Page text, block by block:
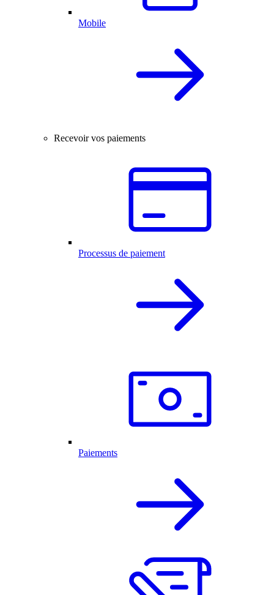
Mobile
Recevoir vos paiements
Processus de paiement
Paiements